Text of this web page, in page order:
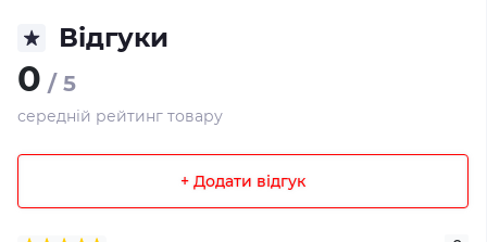
Відгуки
0 / 5
середній рейтинг товару
+ Додати відгук